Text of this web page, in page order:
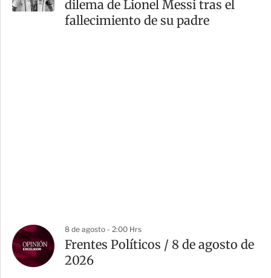
dilema de Lionel Messi tras el
fallecimiento de su padre
8 de agosto - 2:00 Hrs
Frentes Políticos / 8 de agosto de
2026